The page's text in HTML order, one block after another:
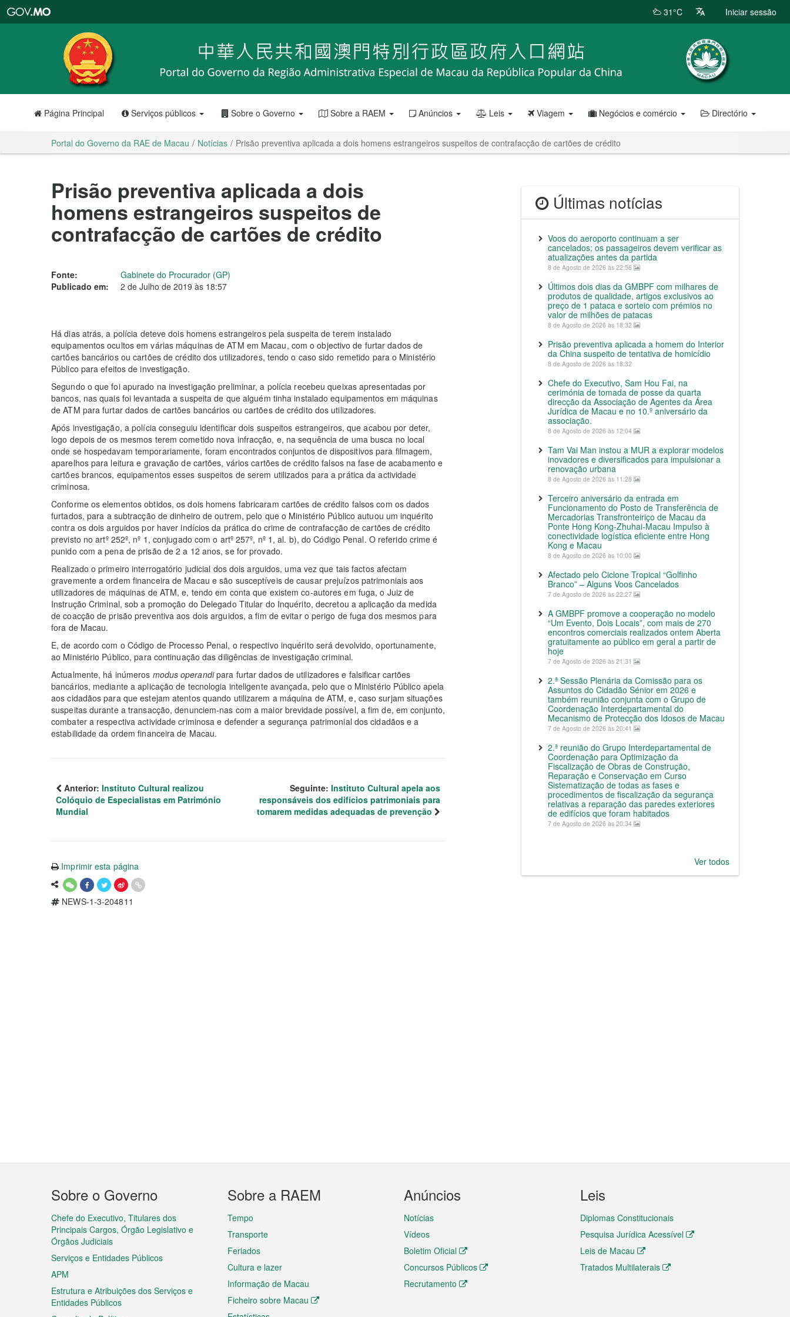
RAE
de
Macau
31°C Iniciar sessão
Página Principal Serviços públicos Sobre o Governo Sobre a RAEM Anúncios Leis Viagem Negócios e comércio Directório
Portal do Governo da RAE de Macau Notícias Prisão preventiva aplicada a dois homens estrangeiros suspeitos de contrafacção de cartões de crédito
Prisão preventiva aplicada a dois
homens estrangeiros suspeitos de
contrafacção de cartões de crédito
Fonte:
Gabinete do Procurador (GP)
Publicado em:
2 de Julho de 2019 às 18:57
Há dias atrás, a polícia deteve dois homens estrangeiros pela suspeita de terem instalado
equipamentos ocultos em várias máquinas de ATM em Macau, com o objectivo de furtar dados de
cartões bancários ou cartões de crédito dos utilizadores, tendo o caso sido remetido para o Ministério
Público para efeitos de investigação.
Segundo o que foi apurado na investigação preliminar, a polícia recebeu queixas apresentadas por
bancos, nas quais foi levantada a suspeita de que alguém tinha instalado equipamentos em máquinas
de ATM para furtar dados de cartões bancários ou cartões de crédito dos utilizadores.
Após investigação, a polícia conseguiu identificar dois suspeitos estrangeiros, que acabou por deter,
logo depois de os mesmos terem cometido nova infracção, e, na sequência de uma busca no local
onde se hospedavam temporariamente, foram encontrados conjuntos de dispositivos para filmagem,
aparelhos para leitura e gravação de cartões, vários cartões de crédito falsos na fase de acabamento e
cartões brancos, equipamentos esses suspeitos de serem utilizados para a prática da actividade
criminosa.
Conforme os elementos obtidos, os dois homens fabricaram cartões de crédito falsos com os dados
furtados, para a subtracção de dinheiro de outrem, pelo que o Ministério Público autuou um inquérito
contra os dois arguidos por haver indícios da prática do crime de contrafacção de cartões de crédito
previsto no artº 252º, nº 1, conjugado com o artº 257º, nº 1, al. b), do Código Penal. O referido crime é
punido com a pena de prisão de 2 a 12 anos, se for provado.
Realizado o primeiro interrogatório judicial dos dois arguidos, uma vez que tais factos afectam
gravemente a ordem financeira de Macau e são susceptíveis de causar prejuízos patrimoniais aos
utilizadores de máquinas de ATM, e, tendo em conta que existem co-autores em fuga, o Juiz de
Instrução Criminal, sob a promoção do Delegado Titular do Inquérito, decretou a aplicação da medida
de coacção de prisão preventiva aos dois arguidos, a fim de evitar o perigo de fuga dos mesmos para
fora de Macau.
E, de acordo com o Código de Processo Penal, o respectivo inquérito será devolvido, oportunamente,
ao Ministério Público, para continuação das diligências de investigação criminal.
Actualmente, há inúmeros modus operandipara furtar dados de utilizadores e falsificar cartões
bancários, mediante a aplicação de tecnologia inteligente avançada, pelo que o Ministério Público apela
aos cidadãos para que estejam atentos quando utilizarem a máquina de ATM, e, caso surjam situações
suspeitas durante a transacção, denunciem-nas com a maior brevidade possível, a fim de, em conjunto,
combater a respectiva actividade criminosa e defender a segurança patrimonial dos cidadãos e a
estabilidade da ordem financeira de Macau.
Anterior: Instituto Cultural realizou
Colóquio de Especialistas em Património
Mundial
Seguinte: Instituto Cultural apela aos
responsáveis dos edifícios patrimoniais para
tomarem medidas adequadas de prevenção
Imprimir esta página
NEWS-1-3-204811
Últimas notícias
Voos do aeroporto continuam a ser
cancelados; os passageiros devem verificar as
atualizações antes da partida
8 de Agosto de 2026 às 22:56
Últimos dois dias da GMBPF com milhares de
produtos de qualidade, artigos exclusivos ao
preço de 1 pataca e sorteio com prémios no
valor de milhões de patacas
8 de Agosto de 2026 às 18:32
Prisão preventiva aplicada a homem do Interior
da China suspeito de tentativa de homicídio
8 de Agosto de 2026 às 18:32
Chefe do Executivo, Sam Hou Fai, na
cerimónia de tomada de posse da quarta
direcção da Associação de Agentes da Área
Jurídica de Macau e no 10.º aniversário da
associação.
8 de Agosto de 2026 às 12:04
Tam Vai Man instou a MUR a explorar modelos
inovadores e diversificados para impulsionar a
renovação urbana
8 de Agosto de 2026 às 11:28
Terceiro aniversário da entrada em
Funcionamento do Posto de Transferência de
Mercadorias Transfronteiriço de Macau da
Ponte Hong Kong-Zhuhai-Macau Impulso à
conectividade logística eficiente entre Hong
Kong e Macau
8 de Agosto de 2026 às 10:00
Afectado pelo Ciclone Tropical “Golfinho
Branco” – Alguns Voos Cancelados
7 de Agosto de 2026 às 22:27
A GMBPF promove a cooperação no modelo
“Um Evento, Dois Locais”, com mais de 270
encontros comerciais realizados ontem Aberta
gratuitamente ao público em geral a partir de
hoje
7 de Agosto de 2026 às 21:31
2.ª Sessão Plenária da Comissão para os
Assuntos do Cidadão Sénior em 2026 e
também reunião conjunta com o Grupo de
Coordenação Interdepartamental do
Mecanismo de Protecção dos Idosos de Macau
7 de Agosto de 2026 às 20:41
2.ª reunião do Grupo Interdepartamental de
Coordenação para Optimização da
Fiscalização de Obras de Construção,
Reparação e Conservação em Curso
Sistematização de todas as fases e
procedimentos de fiscalização da segurança
relativas a reparação das paredes exteriores
de edifícios que foram habitados
7 de Agosto de 2026 às 20:34
Ver todos
Menu
do
rodapé
Sobre o Governo
Chefe do Executivo, Titulares dos
Principais Cargos, Órgão Legislativo e
Órgãos Judiciais
Serviços e Entidades Públicos
APM
Estrutura e Atribuições dos Serviços e
Entidades Públicos
Sobre a RAEM
Tempo
Transporte
Feriados
Cultura e lazer
Informação de Macau
Ficheiro sobre Macau
Anúncios
Notícias
Vídeos
Boletim Oficial
Concursos Públicos
Recrutamento
Leis
Diplomas Constitucionais
Pesquisa Jurídica Acessível
Leis de Macau
Tratados Multilaterais